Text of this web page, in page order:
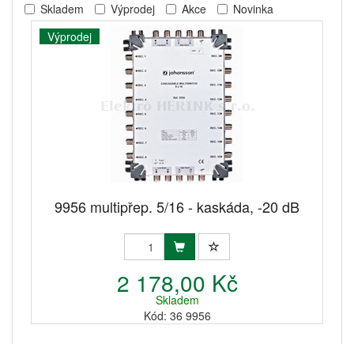
Skladem Výprodej Akce
Novinka
Výprodej
9956 multipřep. 5/16 - kaskáda, -20 dB
2 178,00 Kč
Skladem
Kód: 36 9956